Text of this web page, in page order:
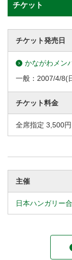
チケット
チケット発売日
かながわメン
一般： 2007/4/8(
チケット料金
全席指定 3,500円
主催
日本ハンガリー